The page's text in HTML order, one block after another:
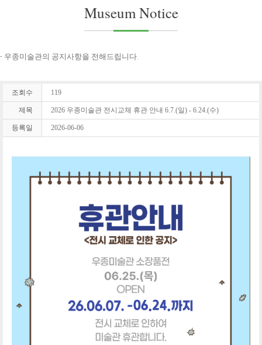
Museum Notice
- 우종미술관의 공지사항을 전해드립니다.
조회수 119
제목 2026 우종미술관 전시교체 휴관 안내 6.7.(일) - 6.24.(수)
등록일 2026-06-06